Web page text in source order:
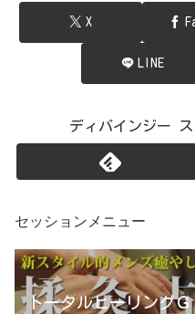
X
LINE
ディバインジー
セッションメニュー
トータルヒーリングＧ